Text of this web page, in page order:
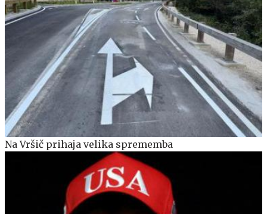
Na Vršič prihaja velika sprememba